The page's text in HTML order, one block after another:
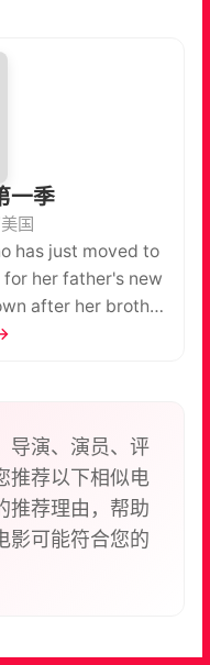
一季
美国
has just moved to
her father's new
after her brother
导演、演员、评
推荐以下相似电
推荐理由，帮助
影可能符合您的